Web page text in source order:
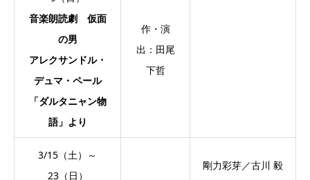
音楽朗読劇 仮面
の男
アレクサンドル・
デュマ・ペール
「ダルタニャン物
語」より
作・演
出：田尾
下哲
3/15（土）～
23（日）
剛力彩芽／古川 毅